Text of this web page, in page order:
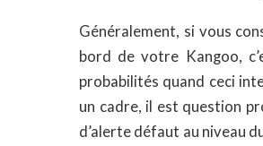
Généralement, si vous
bord de votre Kangoo,
probabilités quand ceci
un cadre, il est question
d’alerte défaut au niveau